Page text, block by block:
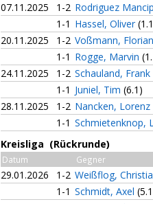
07.11.2025
1-2 Rodriguez
1-1 Hassel, Oliver
20.11.2025
1-2 Voßmann,
1-1 Rogge, Marvin
24.11.2025
1-2 Schauland, Frank
1-1 Juniel, Tim (6.1)
28.11.2025
1-2 Nancken, Lorenz
1-1 Schmietenknop,
Kreisliga (Rückrunde)
Datum Gegner
29.01.2026 1-2 Weißflog,
1-1 Schmidt, Axel